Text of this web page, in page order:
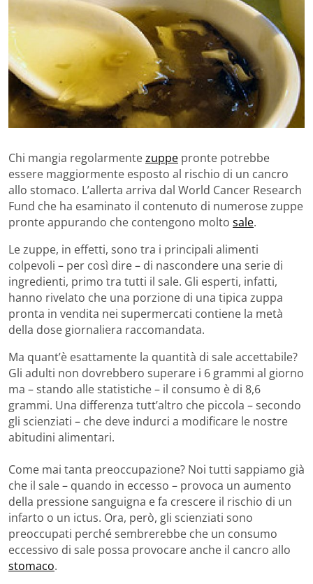
Chi mangia regolarmentezuppe pronte potrebbe
essere maggiormente esposto al rischio di un cancro
allo stomaco. L’allerta arriva dal World Cancer Research
Fund che ha esaminato il contenuto di numerose zuppe
pronte appurando che contengono molto sale.
Le zuppe, in effetti, sono tra i principali alimenti
colpevoli – per così dire – di nascondere una serie di
ingredienti, primo tra tutti il sale. Gli esperti, infatti,
hanno rivelato che una porzione di una tipica zuppa
pronta in vendita nei supermercati contiene la metà
della dose giornaliera raccomandata.
Ma quant’è esattamente la quantità di sale accettabile?
Gli adulti non dovrebbero superare i 6 grammi al giorno
ma – stando alle statistiche – il consumo è di 8,6
grammi. Una differenza tutt’altro che piccola – secondo
gli scienziati – che deve indurci a modificare le nostre
abitudini alimentari.
Come mai tanta preoccupazione? Noi tutti sappiamo già
che il sale – quando in eccesso – provoca un aumento
della pressione sanguigna e fa crescere il rischio di un
infarto o un ictus. Ora, però, gli scienziati sono
preoccupati perché sembrerebbe che un consumo
eccessivo di sale possa provocare anche il cancro allo
stomaco.